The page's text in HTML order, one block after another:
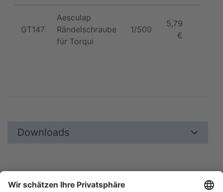
GT147
Aesculap
Rändelschraube
für Torqui
1/500
5,79
€
Downloads